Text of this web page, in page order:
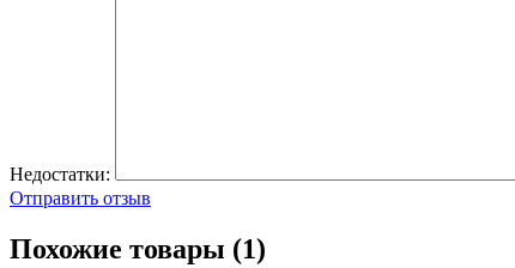
Недостатки:
Отправить отзыв
Похожие товары (1)